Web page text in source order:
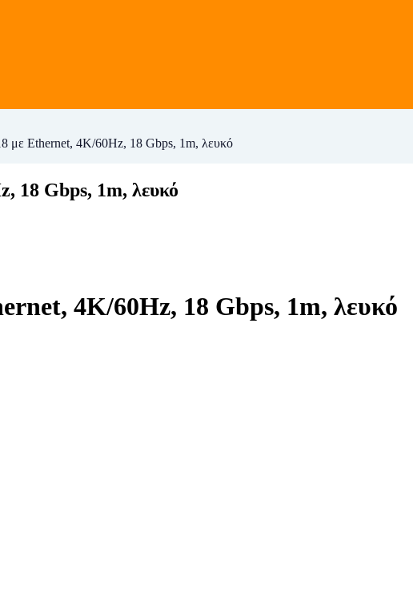
Ethernet, 4K/60Hz, 18 Gbps, 1m, λευκό
18 Gbps, 1m, λευκό
4K/60Hz, 18 Gbps, 1m, λευκό